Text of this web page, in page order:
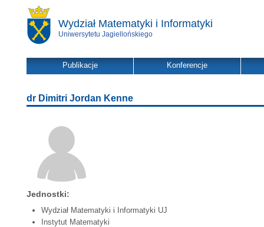
Wydział Matematyki i Informatyki
Uniwersytetu Jagiellońskiego
Publikacje Konferencje
dr Dimitri Jordan Kenne
Jednostki:
Wydział Matematyki i Informatyki UJ
Instytut Matematyki